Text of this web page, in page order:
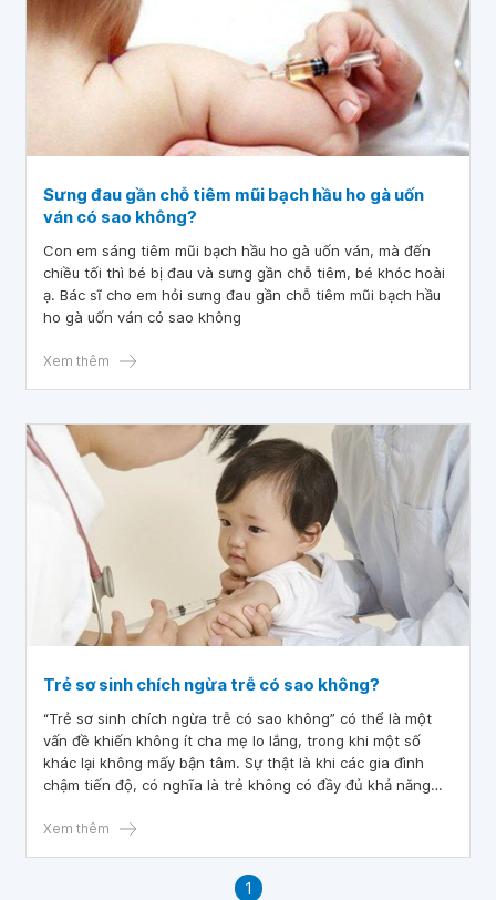
Sưng đau gần chỗ tiêm mũi bạch hầu ho gà uốn
ván có sao không?
Con em sáng tiêm mũi bạch hầu ho gà uốn ván, mà đến
chiều tối thì bé bị đau và sưng gần chỗ tiêm, bé khóc hoài
ạ. Bác sĩ cho em hỏi sưng đau gần chỗ tiêm mũi bạch hầu
ho gà uốn ván có sao không
Xem thêm
Trẻ sơ sinh chích ngừa trễ có sao không?
“Trẻ sơ sinh chích ngừa trễ có sao không” có thể là một
vấn đề khiến không ít cha mẹ lo lắng, trong khi một số
khác lại không mấy bận tâm. Sự thật là khi các gia đình
chậm tiến độ, có nghĩa là trẻ không có đầy đủ khả năng
tiêm chủng không đầy đủ khiến trẻ có nguy cơ nhiễm căn
Xem thêm
1